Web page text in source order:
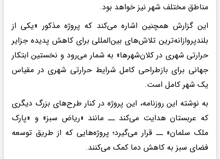
مناطق مختلف شهر نیز خواهد بود.
این گزارش همچنین اشاره می‌کند که پروژه مذکور «یکی از
بلندپروازانه‌ترین تلاش‌های بین‌المللی برای کاهش پدیده جزایر
حرارتی شهری در کلان‌شهرها» به شمار می‌رود و نخستین ابتکار
جهانی برای بازطراحی کامل شرایط حرارتی شهری در مقیاس
یک شهر کامل است.
به نوشته این روزنامه، این پروژه در کنار طرح‌های بزرگ دیگری
که عربستان هدایت می‌کند ــ مانند «ریاض سبز» و «پارک
ملک سلمان» ــ قرار می‌گیرد؛ پروژه‌هایی که از طریق توسعه
فضای سبز به کاهش دما کمک می‌کنند.